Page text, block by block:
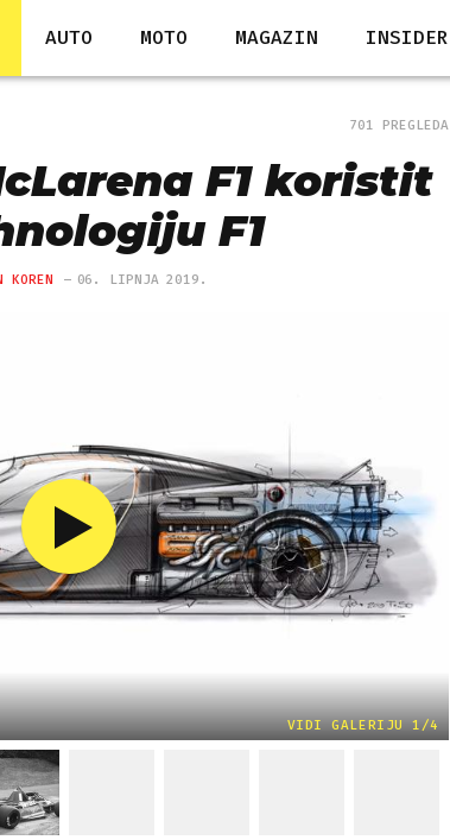
AUTO MOTO MAGAZIN INSIDER
701 PREGLEDA
F1 koristit
F1
KOREN 06. LIPNJA 2019.
VIDI GALERIJU 1/4